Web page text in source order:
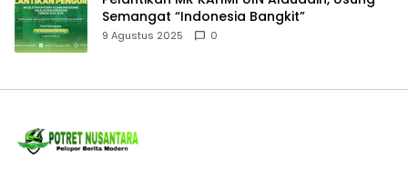
Semangat “Indonesia Bangkit”
9 Agustus 2025 0